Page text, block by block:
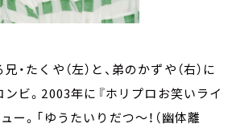
たくや（左）と、弟のかずや（右）に
ビ。2003年に『ホリプロお笑いライ
ー。「ゆうたいりだつ～！（幽体離